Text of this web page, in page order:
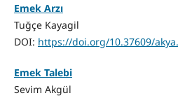
Emek Arzı
Tuğçe Kayagil
DOI: https://doi.org/10.37609/
Emek Talebi
Sevim Akgül